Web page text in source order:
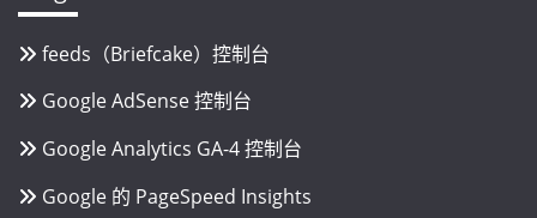
feeds（Briefcake）控制台
Google AdSense 控制台
Google Analytics GA-4 控制台
Google 的 PageSpeed Insights